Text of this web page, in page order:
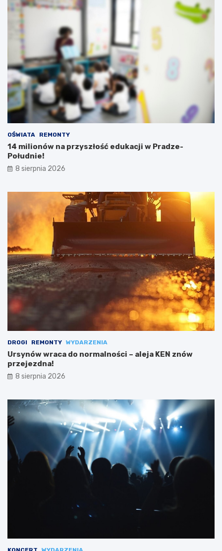
OŚWIATA REMONTY
14 milionów na przyszłość edukacji w Pradze-
Południe!
8 sierpnia 2026
DROGI REMONTY WYDARZENIA
Ursynów wraca do normalności – aleja KEN znów
przejezdna!
8 sierpnia 2026